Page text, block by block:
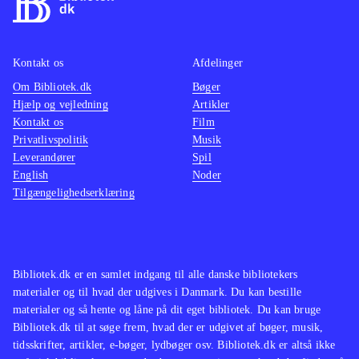
I forhold til rallysportens udbredelse
kendt er Colin Mcrae-udgivelserne,
som fxColin McRae - dirt 2
(Playstation 3). WRC5 er dog eneste
nyere spil med licenserede
rallykørere og biler
Bibliotek.dk er en samlet indgang til alle danske bibliotekers
materialer og til hvad der udgives i Danmark. Du kan bestille
materialer og så hente og låne på dit eget bibliotek. Du kan bruge
Bibliotek.dk til at søge frem, hvad der er udgivet af bøger, musik,
tidsskrifter, artikler, e-bøger, lydbøger osv. Bibliotek.dk er altså ikke
Kontakt os
Om Bibliotek.dk
Hjælp og vejledning
Kontakt os
Privatlivspolitik
Leverandører
English
Tilgængelighedserklæring
Afdelinger
Bøger
Artikler
Film
Musik
Spil
Noder